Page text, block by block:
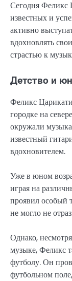
Сегодня Феликс
известных и
активно
вдохновлять
страстью к
Детство и
Феликс
городке на
окружали
известный
вдохновителем.
Уже в юном
играя на
проявил особый
не могло не
Однако,
музыке, Феликс
футболу. Он
футбольном